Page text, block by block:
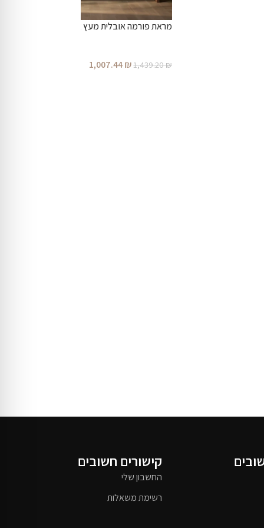
מראת פורמה אובלית מעץ אגוז מלא
1,439.20₪
1,007.44₪
קישורים חשובים
החשבון שלי
רשימת משאלות